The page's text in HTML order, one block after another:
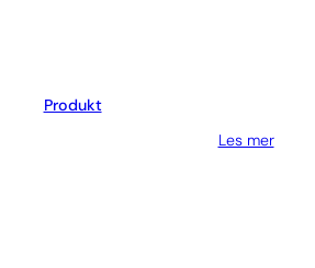
Produkt
Les mer